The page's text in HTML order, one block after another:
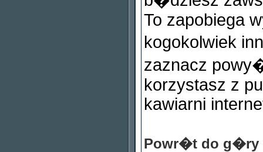
To zapobiega
kogokolwiek
zaznacz
korzystasz z
kawiarni
Powr�t do g�ry